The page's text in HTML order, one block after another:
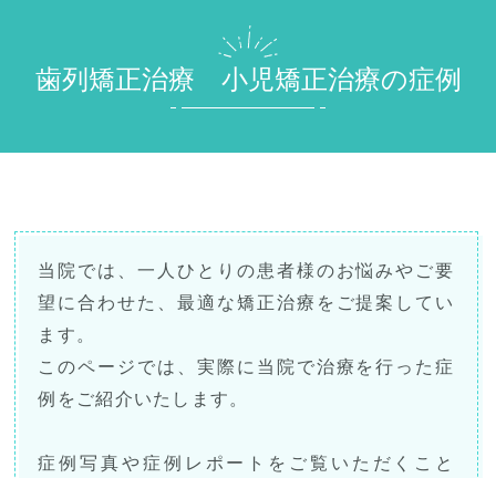
歯列矯正治療 小児矯正治療の症例
当院では、一人ひとりの患者様のお悩みやご要
望に合わせた、最適な矯正治療をご提案してい
ます。
このページでは、実際に当院で治療を行った症
例をご紹介いたします。
症例写真や症例レポートをご覧いただくこと